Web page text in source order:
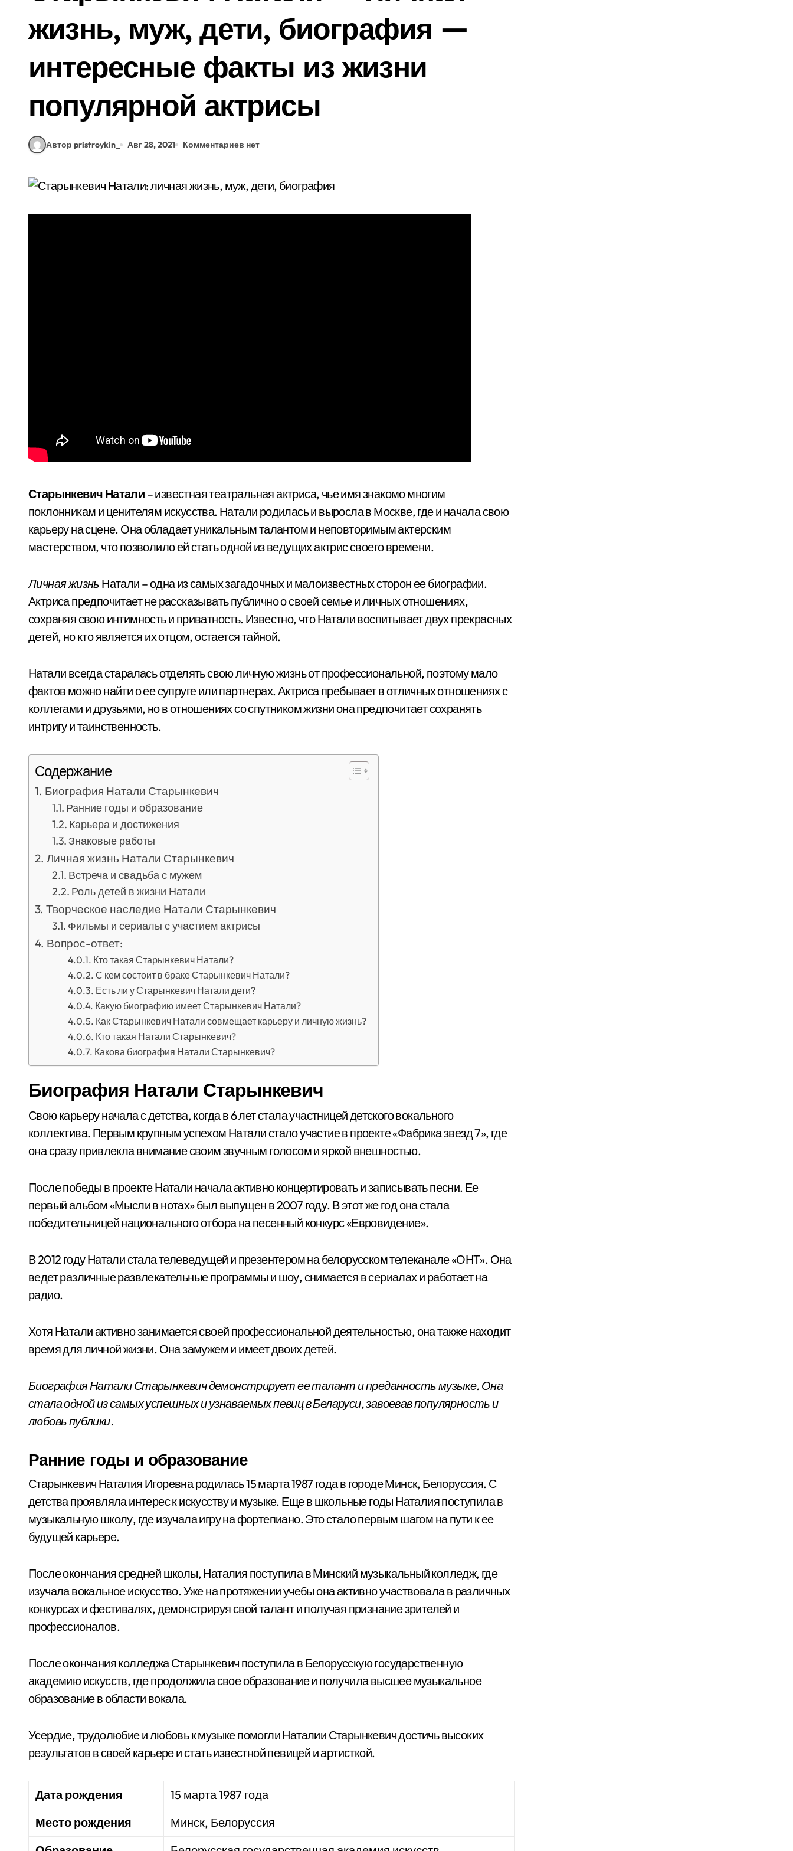
жизнь, муж, дети, биография —
интересные факты из жизни
популярной актрисы
Автор pristroykin_ Авг 28, 2021 Комментариев нет
Старынкевич Натали – известная театральная актриса, чье имя знакомо многим
поклонникам и ценителям искусства. Натали родилась и выросла в Москве, где и начала свою
карьеру на сцене. Она обладает уникальным талантом и неповторимым актерским
мастерством, что позволило ей стать одной из ведущих актрис своего времени.
Личная жизнь Натали – одна из самых загадочных и малоизвестных сторон ее биографии.
Актриса предпочитает не рассказывать публично о своей семье и личных отношениях,
сохраняя свою интимность и приватность. Известно, что Натали воспитывает двух прекрасных
детей, но кто является их отцом, остается тайной.
Натали всегда старалась отделять свою личную жизнь от профессиональной, поэтому мало
фактов можно найти о ее супруге или партнерах. Актриса пребывает в отличных отношениях с
коллегами и друзьями, но в отношениях со спутником жизни она предпочитает сохранять
интригу и таинственность.
Содержание
Биография Натали Старынкевич
Ранние годы и образование
Карьера и достижения
Знаковые работы
Личная жизнь Натали Старынкевич
Встреча и свадьба с мужем
Роль детей в жизни Натали
Творческое наследие Натали Старынкевич
Фильмы и сериалы с участием актрисы
Вопрос-ответ:
Кто такая Старынкевич Натали?
С кем состоит в браке Старынкевич Натали?
Есть ли у Старынкевич Натали дети?
Какую биографию имеет Старынкевич Натали?
Как Старынкевич Натали совмещает карьеру и личную жизнь?
Кто такая Натали Старынкевич?
Какова биография Натали Старынкевич?
Биография Натали Старынкевич
Свою карьеру начала с детства, когда в 6 лет стала участницей детского вокального
коллектива. Первым крупным успехом Натали стало участие в проекте «Фабрика звезд 7», где
она сразу привлекла внимание своим звучным голосом и яркой внешностью.
После победы в проекте Натали начала активно концертировать и записывать песни. Ее
первый альбом «Мысли в нотах» был выпущен в 2007 году. В этот же год она стала
победительницей национального отбора на песенный конкурс «Евровидение».
В 2012 году Натали стала телеведущей и презентером на белорусском телеканале «ОНТ». Она
ведет различные развлекательные программы и шоу, снимается в сериалах и работает на
радио.
Хотя Натали активно занимается своей профессиональной деятельностью, она также находит
время для личной жизни. Она замужем и имеет двоих детей.
Биография Натали Старынкевич демонстрирует ее талант и преданность музыке. Она
стала одной из самых успешных и узнаваемых певиц в Беларуси, завоевав популярность и
любовь публики.
Ранние годы и образование
Старынкевич Наталия Игоревна родилась 15 марта 1987 года в городе Минск, Белоруссия. С
детства проявляла интерес к искусству и музыке. Еще в школьные годы Наталия поступила в
музыкальную школу, где изучала игру на фортепиано. Это стало первым шагом на пути к ее
будущей карьере.
После окончания средней школы, Наталия поступила в Минский музыкальный колледж, где
изучала вокальное искусство. Уже на протяжении учебы она активно участвовала в различных
конкурсах и фестивалях, демонстрируя свой талант и получая признание зрителей и
профессионалов.
После окончания колледжа Старынкевич поступила в Белорусскую государственную
академию искусств, где продолжила свое образование и получила высшее музыкальное
образование в области вокала.
Усердие, трудолюбие и любовь к музыке помогли Наталии Старынкевич достичь высоких
результатов в своей карьере и стать известной певицей и артисткой.
Дата рождения
15 марта 1987 года
Место рождения
Минск, Белоруссия